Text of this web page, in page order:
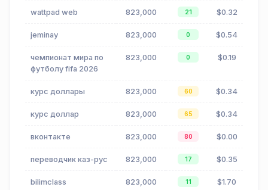
wattpad web 823,000 21 $0.32
jeminay 823,000 0 $0.54
чемпионат мира по
футболу fifa 2026
823,000 0 $0.19
курс доллары 823,000 60 $0.34
курс доллар 823,000 65 $0.34
вконтакте 823,000 80 $0.00
переводчик каз-рус 823,000 17 $0.35
bilimclass 823,000 11 $1.70